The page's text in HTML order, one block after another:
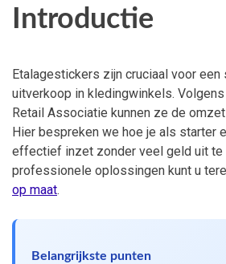
Introductie
Etalagestickers zijn cruciaal voor een
uitverkoop in kledingwinkels.
Retail Associatie kunnen ze de
Hier bespreken we hoe je als starter
effectief inzet zonder veel geld uit te
professionele oplossingen kunt u
op maat.
Belangrijkste punten